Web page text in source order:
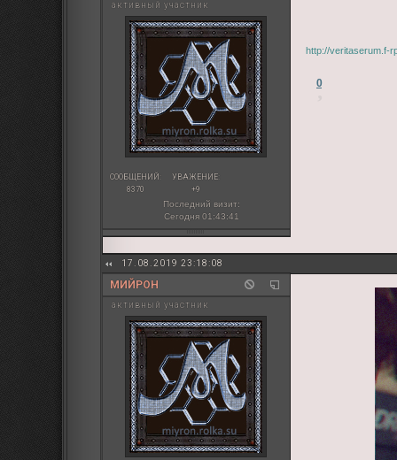
активный участник
СООБЩЕНИЙ:
8370
УВАЖЕНИЕ:
+9
Последний визит:
Сегодня 01:43:41
http://veritaserum.f-
0
17.08.2019 23:18:08
МИЙРОН
активный участник